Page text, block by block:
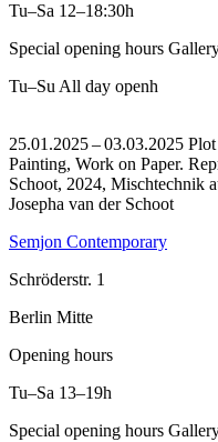
Tu–Sa 12–18:30h
Special opening hours
Tu–Su All day openh
25.01.2025 – 03.03.2025
Painting, Work on Paper.
Schoot, 2024, Mischtechnik
Josepha van der Schoot
Semjon Contemporary
Schröderstr. 1
Berlin Mitte
Opening hours
Tu–Sa 13–19h
Special opening hours